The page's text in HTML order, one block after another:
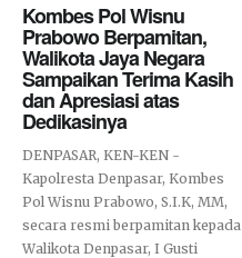
Kombes Pol Wisnu
Prabowo Berpamitan,
Walikota Jaya Negara
Sampaikan Terima Kasih
dan Apresiasi atas
Dedikasinya
DENPASAR, KEN-KEN -
Kapolresta Denpasar, Kombes
Pol Wisnu Prabowo, S.I.K, MM,
secara resmi berpamitan kepada
Walikota Denpasar, I Gusti